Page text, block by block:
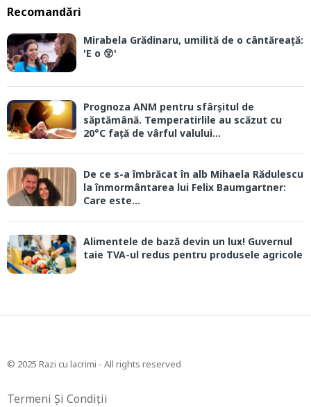
Recomandări
Mirabela Grădinaru, umilită de o cântăreață:
'E o 😲'
Prognoza ANM pentru sfârșitul de
săptămână. Temperatirlile au scăzut cu
20°C față de vârful valului...
De ce s-a îmbrăcat în alb Mihaela Rădulescu
la înmormântarea lui Felix Baumgartner:
Care este...
Alimentele de bază devin un lux! Guvernul
taie TVA-ul redus pentru produsele agricole
© 2025 Razi cu lacrimi - All rights reserved
Termeni Și Condiții